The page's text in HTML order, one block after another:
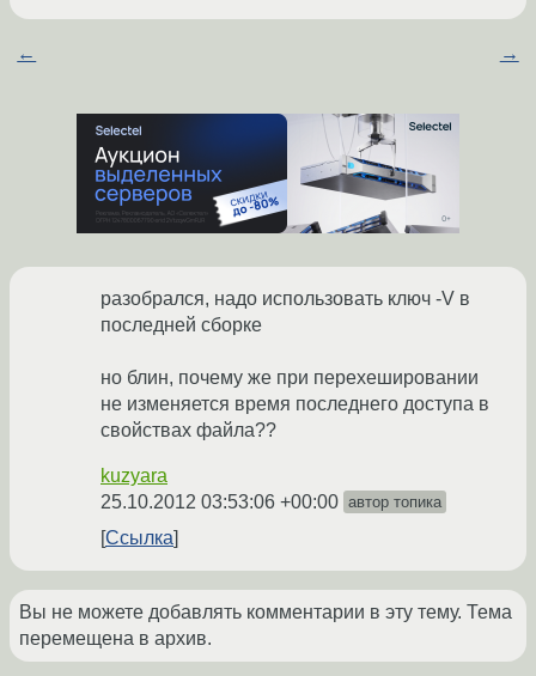
← →
разобрался, надо использовать ключ -V в
последней сборке
но блин, почему же при перехешировании
не изменяется время последнего доступа в
свойствах файла??
kuzyara
25.10.2012 03:53:06 +00:00 автор топика
Ссылка
Вы не можете добавлять комментарии в эту тему. Тема
перемещена в архив.